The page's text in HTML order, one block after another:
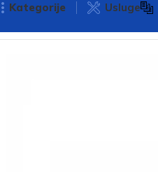
Kategorije Usluge